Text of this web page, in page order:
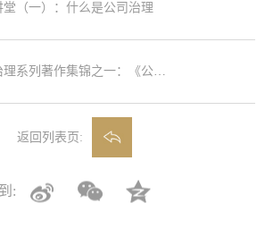
堂（一）：什么是公司治理
集锦之一：《公司治理模式趋同化研究》序和后记
返回列表页:
: